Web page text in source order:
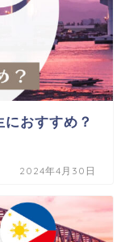
おすすめ？
2024年4月30日